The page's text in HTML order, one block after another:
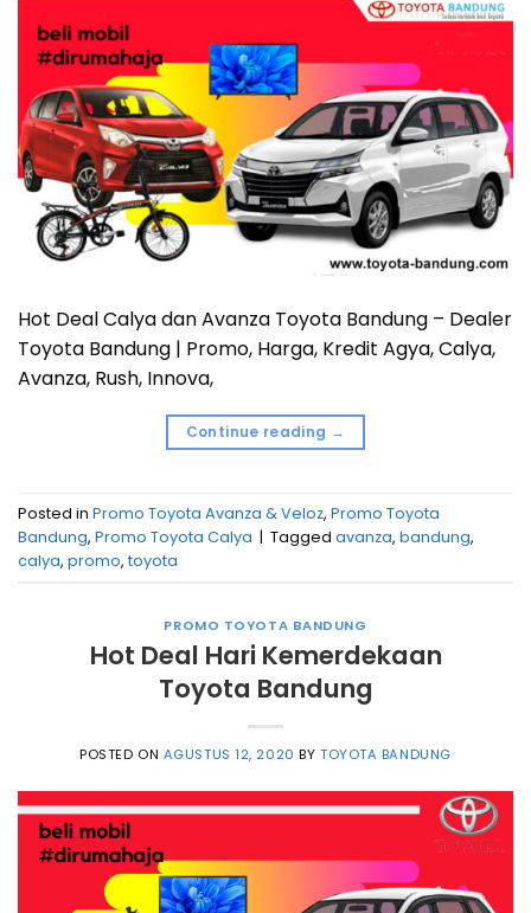
Hot Deal Calya dan Avanza Toyota Bandung – Dealer
Toyota Bandung | Promo, Harga, Kredit Agya, Calya,
Avanza, Rush, Innova,
Continue reading →
Posted in Promo Toyota Avanza & Veloz, Promo Toyota
Bandung, Promo Toyota Calya | Tagged avanza, bandung,
calya, promo, toyota
PROMO TOYOTA BANDUNG
Hot Deal Hari Kemerdekaan
Toyota Bandung
POSTED ON AGUSTUS 12, 2020 BY TOYOTA BANDUNG